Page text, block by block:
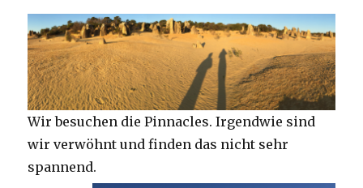
Wir besuchen die Pinnacles. Irgendwie sind
wir verwöhnt und finden das nicht sehr
spannend.